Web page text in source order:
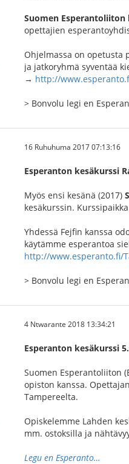
Suomen Esperantoliiton
opettajien
Ohjelmassa on opetusta
ja jatkoryhmä syventää
→ http://
> Bonvolu legi en
16 Ruhuhuma 2017 07:13:16
Esperanton kesäkurssi
Myös ensi kesänä (2017)
kesäkurssin.
Yhdessä Fejfin kanssa
käytämme esperantoa
http://www.esperanto.fi/
> Bonvolu legi en
4 Ntwarante 2018 13:34:21
Esperanton kesäkurssi
Suomen Esperantoliiton
opiston kanssa.
Tampereelta.
Opiskelemme Lahden
mm. ostoksilla ja
Legu en Esperanto…